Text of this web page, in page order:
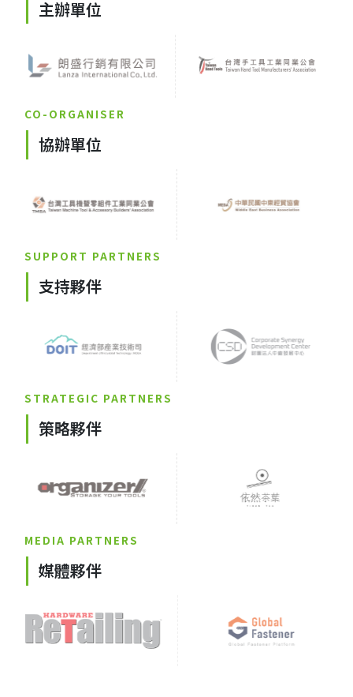
主辦單位
CO-ORGANISER
協辦單位
SUPPORT PARTNERS
支持夥伴
STRATEGIC PARTNERS
策略夥伴
MEDIA PARTNERS
媒體夥伴